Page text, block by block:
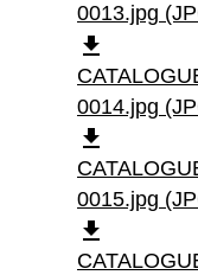
0013.jpg
file_download
0014.jpg
file_download
0015.jpg
file_download